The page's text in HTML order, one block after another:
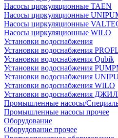
Насосы циркуляционные TAEN
Насосы циркуляционные
Насосы циркуляционные
Насосы циркуляционные WILO
Установки водоснабжения
Установки водоснабжения
Установки водоснабжения Qubik
Установки водоснабжения
Установки водоснабжения
Установки водоснабжения WILO
Установки водоснабжения
Промышленные насосы/
Промышленные насосы прочее
Оборудование
Оборудование прочее